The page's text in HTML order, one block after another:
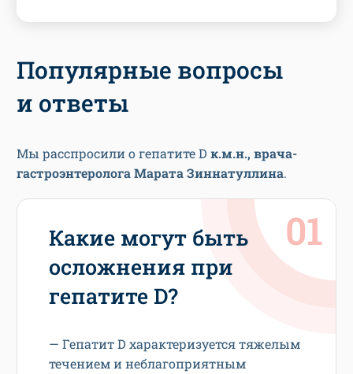
Популярные вопросы
и ответы
Мы расспросили о гепатите D к.м.н., врача-
гастроэнтеролога Марата Зиннатуллина.
Какие могут быть
осложнения при
гепатите D?
— Гепатит D характеризуется тяжелым
течением и неблагоприятным